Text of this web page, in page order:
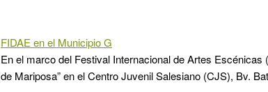
FIDAE en el Municipio G
En el marco del Festival Internacional de Artes Escénicas
de Mariposa” en el Centro Juvenil Salesiano (CJS), Bv.